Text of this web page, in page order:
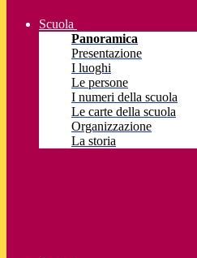
Scuola
Panoramica
Presentazione
I luoghi
Le persone
I numeri della scuola
Le carte della scuola
Organizzazione
La storia